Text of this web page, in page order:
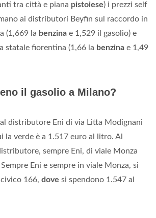
tra città e piana pistoiese) i prezzi self
ai distributori Beyfin sul raccordo in
(1,669 la benzina e 1,529 il gasolio) e
statale fiorentina (1,66 la benzina e 1,49
il gasolio a Milano?
al distributore Eni di via Litta Modignani
la verde è a 1.517 euro al litro. Al
sempre Eni, di viale Monza
Eni e sempre in viale Monza, si
166, dove si spendono 1.547 al